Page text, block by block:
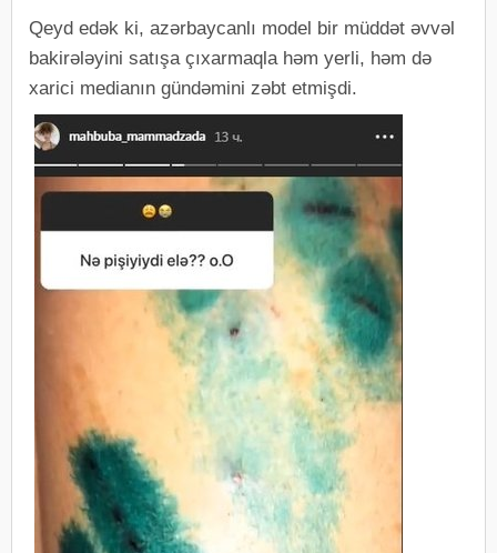
Qeyd edək ki, azərbaycanlı model bir müddət əvvəl
bakirələyini satışa çıxarmaqla həm yerli, həm də
xarici medianın gündəmini zəbt etmişdi.